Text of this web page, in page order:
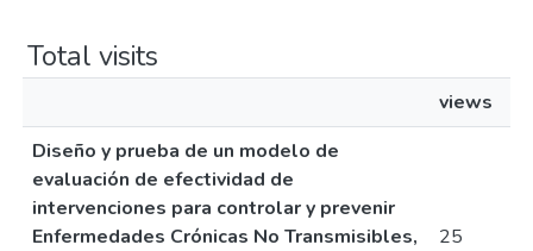
Total visits
views
Diseño y prueba de un modelo de
evaluación de efectividad de
intervenciones para controlar y prevenir
Enfermedades Crónicas No Transmisibles,
25